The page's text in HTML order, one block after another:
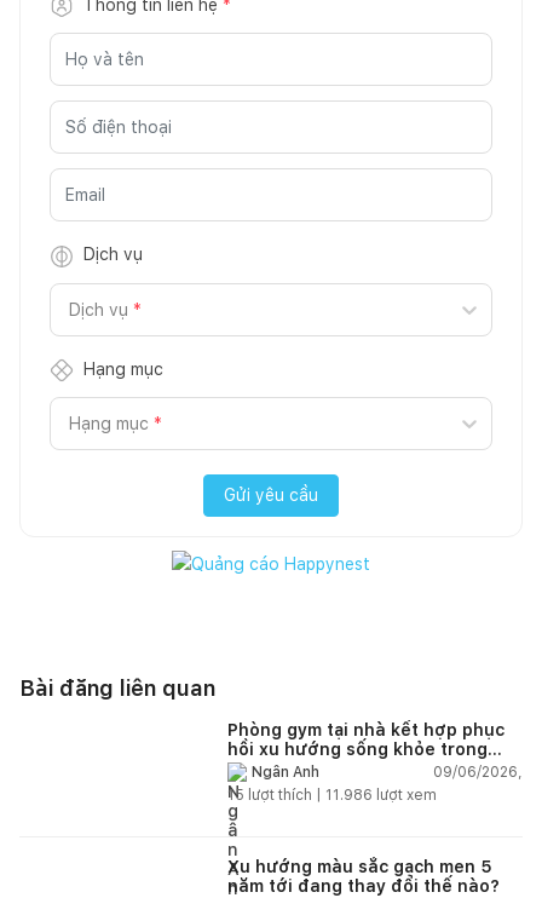
Thông tin liên hệ *
Dịch vụ
Dịch vụ *
Hạng mục
Hạng mục *
Gửi yêu cầu
Bài đăng liên quan
Phòng gym tại nhà kết hợp phục
hồi xu hướng sống khỏe trong
nhà hiện đại
Ngân Anh
09/06/2026,
15 lượt thích | 11.986 lượt xem
Xu hướng màu sắc gạch men 5
năm tới đang thay đổi thế nào?